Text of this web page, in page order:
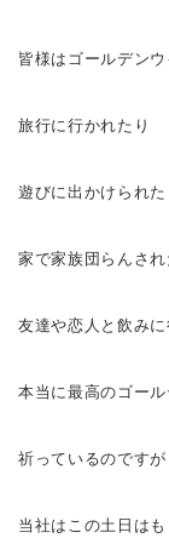
皆様はゴールデン
旅行に行かれたり
遊びに出かけられた
家で家族団らんされ
友達や恋人と飲み
本当に最高のゴー
祈っているのですが
当社はこの土日は